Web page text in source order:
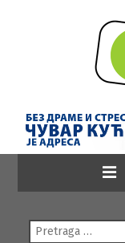
Pretraga: